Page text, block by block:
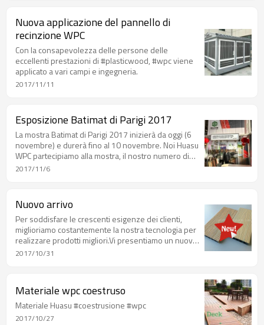
Nuova applicazione del pannello di
recinzione WPC
Con la consapevolezza delle persone delle
eccellenti prestazioni di #plasticwood, #wpc viene
applicato a vari campi e ingegneria.
2017/11/11
Esposizione Batimat di Parigi 2017
La mostra Batimat di Parigi 2017 inizierà da oggi (6
novembre) e durerà fino al 10 novembre. Noi Huasu
WPC partecipiamo alla mostra, il nostro numero di
stand è il padiglione 6 # P168-10.
2017/11/6
Nuovo arrivo
Per soddisfare le crescenti esigenze dei clienti,
miglioriamo costantemente la nostra tecnologia per
realizzare prodotti migliori.Vi presentiamo un nuovo
decking cavo coperto.
2017/10/31
Materiale wpc coestruso
Materiale Huasu #coestrusione #wpc
2017/10/27